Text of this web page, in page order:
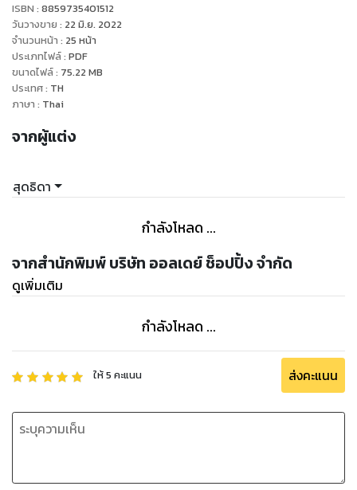
ISBN : 8859735401512
วันวางขาย : 22 มิ.ย. 2022
จำนวนหน้า : 25 หน้า
ประเภทไฟล์: PDF
ขนาดไฟล์: 75.22 MB
ประเทศ: TH
ภาษา : Thai
จากผู้แต่ง
สุดธิดา
กำลังโหลด ...
จากสำนักพิมพ์ บริษัท ออลเดย์ ช็อปปิ้ง จำกัด
ดูเพิ่มเติม
กำลังโหลด ...
ให้5 คะแนน ส่งคะแนน